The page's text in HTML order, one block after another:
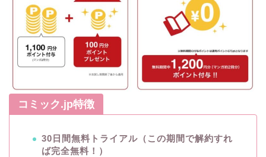
コミック.jp特徴
30日間無料トライアル（この期間で解約すれ
ば完全無料！）